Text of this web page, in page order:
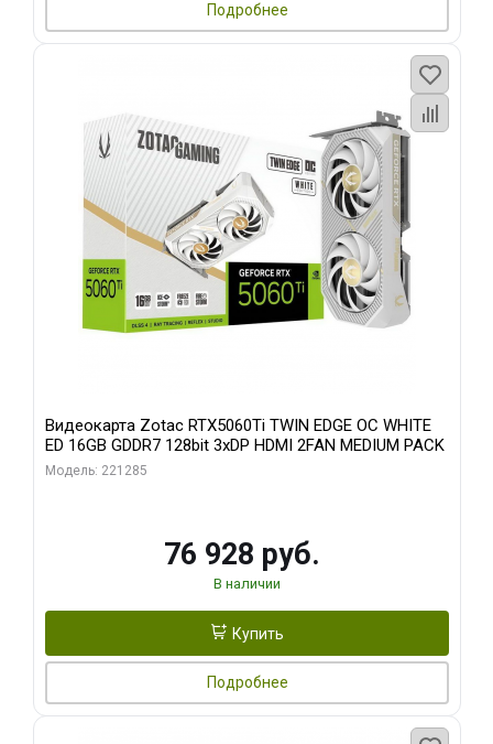
Подробнее
Видеокарта Zotac RTX5060Ti TWIN EDGE OC WHITE
ED 16GB GDDR7 128bit 3xDP HDMI 2FAN MEDIUM PACK
Модель: 221285
76 928 руб.
В наличии
Купить
Подробнее